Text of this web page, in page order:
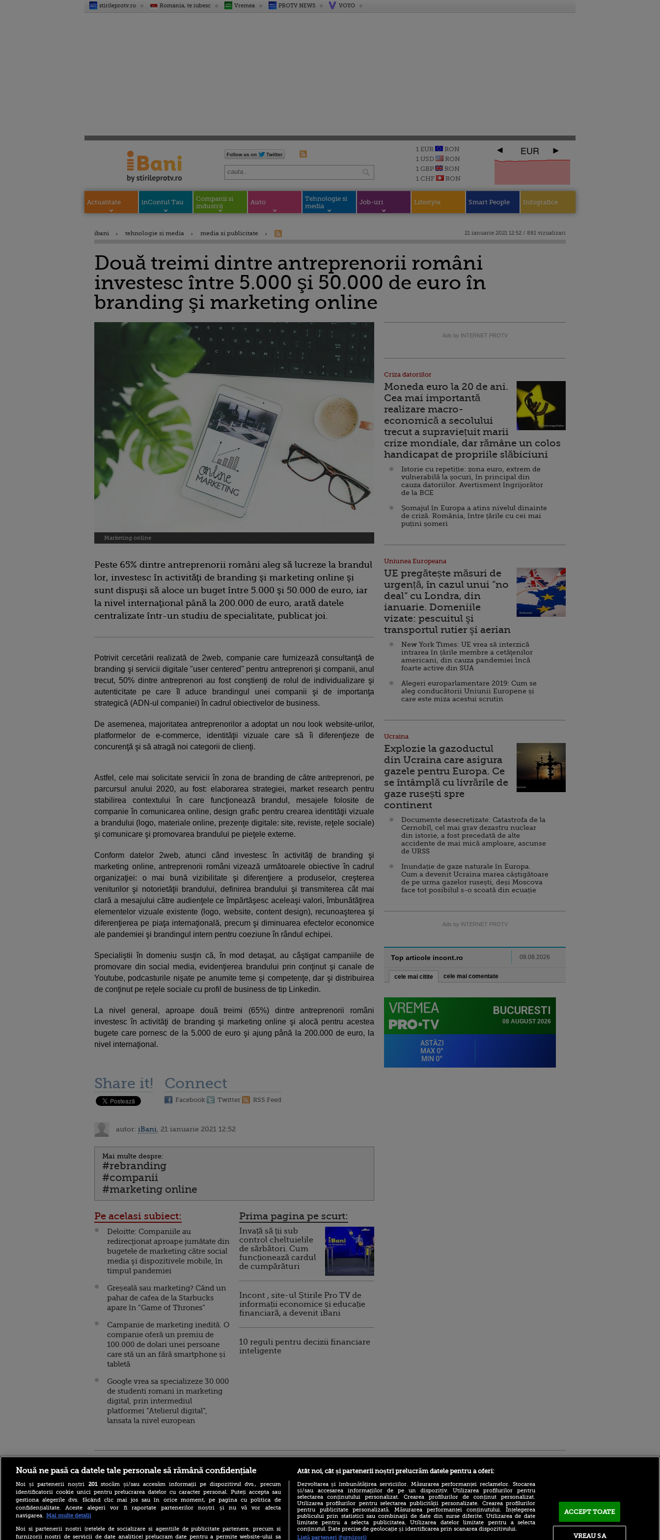
stirileprotv.ro Romania, te iubesc Vremea PROTV NEWS VOYO
1 EUR
RON
1 USD
RON
1 GBP
RON
1 CHF
RON
EUR
Actualitate inContul Tau
Companii si
industrii
Auto
Tehnologie si
media
Job-uri Lifestyle Smart People Infografice
ibani tehnologie si media media si publicitate 21 ianuarie 2021 12:52 / 881 vizualizari
Două treimi dintre antreprenorii români
investesc între 5.000 şi 50.000 de euro în
branding şi marketing online
Marketing online
Peste 65% dintre antreprenorii români aleg să lucreze la brandul
lor, investesc în activităţi de branding şi marketing online şi
sunt dispuşi să aloce un buget între 5.000 şi 50.000 de euro, iar
la nivel internaţional până la 200.000 de euro, arată datele
centralizate într-un studiu de specialitate, publicat joi.
Potrivit cercetării realizată de 2web, companie care furnizează consultanţă de
branding şi servicii digitale "user centered" pentru antreprenori şi companii, anul
trecut, 50% dintre antreprenori au fost conştienţi de rolul de individualizare şi
autenticitate pe care îl aduce brandingul unei companii şi de importanţa
strategică (ADN-ul companiei) în cadrul obiectivelor de business.
De asemenea, majoritatea antreprenorilor a adoptat un nou look website-urilor,
platformelor de e-commerce, identităţii vizuale care să îi diferenţieze de
concurenţă şi să atragă noi categorii de clienţi.
Astfel, cele mai solicitate servicii în zona de branding de către antreprenori, pe
parcursul anului 2020, au fost: elaborarea strategiei, market research pentru
stabilirea contextului în care funcţionează brandul, mesajele folosite de
companie în comunicarea online, design grafic pentru crearea identităţii vizuale
a brandului (logo, materiale online, prezenţe digitale: site, reviste, reţele sociale)
şi comunicare şi promovarea brandului pe pieţele externe.
Conform datelor 2web, atunci când investesc în activităţi de branding şi
marketing online, antreprenorii români vizează următoarele obiective în cadrul
organizaţiei: o mai bună vizibilitate şi diferenţiere a produselor, creşterea
veniturilor şi notorietăţii brandului, definirea brandului şi transmiterea cât mai
clară a mesajului către audienţele ce împărtăşesc aceleaşi valori, îmbunătăţirea
elementelor vizuale existente (logo, website, content design), recunoaşterea şi
diferenţierea pe piaţa internaţională, precum şi diminuarea efectelor economice
ale pandemiei şi brandingul intern pentru coeziune în rândul echipei.
Specialiştii în domeniu susţin că, în mod detaşat, au câştigat campaniile de
promovare din social media, evidenţierea brandului prin conţinut şi canale de
Youtube, podcasturile nişate pe anumite teme şi competenţe, dar şi distribuirea
de conţinut pe reţele sociale cu profil de business de tip Linkedin.
La nivel general, aproape două treimi (65%) dintre antreprenorii români
investesc în activităţi de branding şi marketing online şi alocă pentru acestea
bugete care pornesc de la 5.000 de euro şi ajung până la 200.000 de euro, la
nivel internaţional.
Share it! Connect
Facebook Twitter RSS Feed
autor: iBani , 21 ianuarie 2021 12:52
Mai multe despre:
#rebranding
#companii
#marketing online
Pe acelasi subiect:
Deloitte: Companiile au
redirecţionat aproape jumătate din
bugetele de marketing către social
media şi dispozitivele mobile, în
timpul pandemiei
Greșeală sau marketing? Când un
pahar de cafea de la Starbucks
apare în “Game of Thrones”
Campanie de marketing inedită. O
companie oferă un premiu de
100.000 de dolari unei persoane
care stă un an fără smartphone și
tabletă
Google vrea sa specializeze 30.000
de studenti romani in marketing
digital, prin intermediul
platformei “Atelierul digital”,
lansata la nivel european
Prima pagina pe scurt:
Invață să ții sub
control cheltuielile
de sărbători. Cum
funcționează cardul
de cumpărături
Incont , site-ul Știrile Pro TV de
informații economice și educație
financiară, a devenit iBani
10 reguli pentru decizii financiare
inteligente
Ads by INTERNET PROTV
Criza datoriilor
Moneda euro la 20 de ani.
Cea mai importantă
realizare macro-
economică a secolului
trecut a supraviețuit marii
crize mondiale, dar rămâne un colos
handicapat de propriile slăbiciuni
Istorie cu repetiție: zona euro, extrem de
vulnerabilă la șocuri, în principal din
cauza datoriilor. Avertisment îngrijorător
de la BCE
Șomajul în Europa a atins nivelul dinainte
de criză. România, între țările cu cei mai
puțini șomeri
Uniunea Europeana
UE pregătește măsuri de
urgență, în cazul unui ”no
deal” cu Londra, din
ianuarie. Domeniile
vizate: pescuitul şi
transportul rutier şi aerian
New York Times: UE vrea să interzică
intrarea în țările membre a cetăţenilor
americani, din cauza pandemiei încă
foarte active din SUA
Alegeri europarlamentare 2019: Cum se
aleg conducătorii Uniunii Europene și
care este miza acestui scrutin
Ucraina
Explozie la gazoductul
din Ucraina care asigura
gazele pentru Europa. Ce
se întâmplă cu livrările de
gaze rusești spre
continent
Documente desecretizate: Catastrofa de la
Cernobîl, cel mai grav dezastru nuclear
din istorie, a fost precedată de alte
accidente de mai mică amploare, ascunse
de URSS
Inundație de gaze naturale în Europa.
Cum a devenit Ucraina marea câștigătoare
de pe urma gazelor rusești, deși Moscova
face tot posibilul s-o scoată din ecuație
Ads by INTERNET PROTV
Top articole incont.ro 08.08.2026
cele mai citite cele mai comentate
urs din Suceava, surprins în
timp ce se scarpină de
(P) Descoperă Lumea
Bogdan Lobonț și Robert
Niță sunt invitații lui Andrei
Nouă ne pasă ca datele tale personale să rămână confidențiale
Noi și partenerii noștri 201stocăm și/sau accesăm informații pe dispozitivul dvs., precum
identificatorii cookie unici pentru prelucrarea datelor cu caracter personal. Puteți accepta sau
gestiona alegerile dvs. făcând clic mai jos sau în orice moment, pe pagina cu politica de
confidențialitate. Aceste alegeri vor fi raportate partenerilor noștri și nu vă vor afecta
navigarea. Mai multe detalii
Noi si partenerii nostri (retelele de socializare si agentiile de publicitate partenere, precum si
furnizorii nostri de servicii de date analitice) prelucram date pentru a permite website-ului sa
Atât noi, cât și partenerii noștri prelucrăm datele pentru a oferi:
Dezvoltarea și îmbunătățirea serviciilor. Măsurarea performanței reclamelor. Stocarea
și/sau accesarea informațiilor de pe un dispozitiv. Utilizarea profilurilor pentru
selectarea conținutului personalizat. Crearea profilurilor de conținut personalizat.
Utilizarea profilurilor pentru selectarea publicității personalizate. Crearea profilurilor
pentru publicitate personalizată. Măsurarea performanței conținutului. Înțelegerea
publicului prin statistici sau combinații de date din surse diferite. Utilizarea de date
limitate pentru a selecta publicitatea. Utilizarea datelor limitate pentru a selecta
conținutul. Date precise de geolocație și identificarea prin scanarea dispozitivului.
Listă parteneri (furnizori)
ACCEPT TOATE
VREAU SA